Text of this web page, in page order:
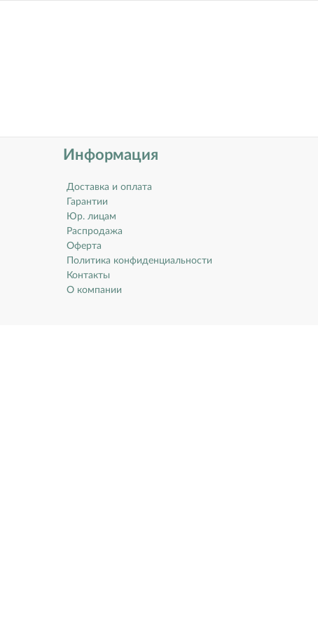
Информация
Доставка и оплата
Гарантии
Юр. лицам
Распродажа
Оферта
Политика конфиденциальности
Контакты
О компании